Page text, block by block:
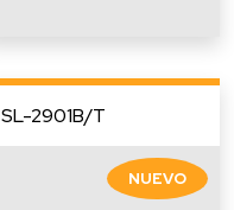
SL-2901B/T